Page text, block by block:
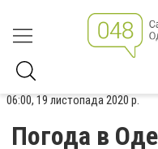
06:00, 19 листопада 2020 р.
Погода в